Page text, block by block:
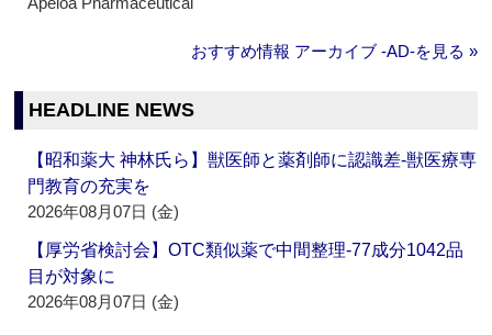
おすすめ情報 アーカイブ ‐AD‐を見る »
HEADLINE NEWS
【昭和薬大 神林氏ら】獣医師と薬剤師に認識差‐獣医療専
門教育の充実を
2026年08月07日 (金)
【厚労省検討会】OTC類似薬で中間整理‐77成分1042品
目が対象に
2026年08月07日 (金)